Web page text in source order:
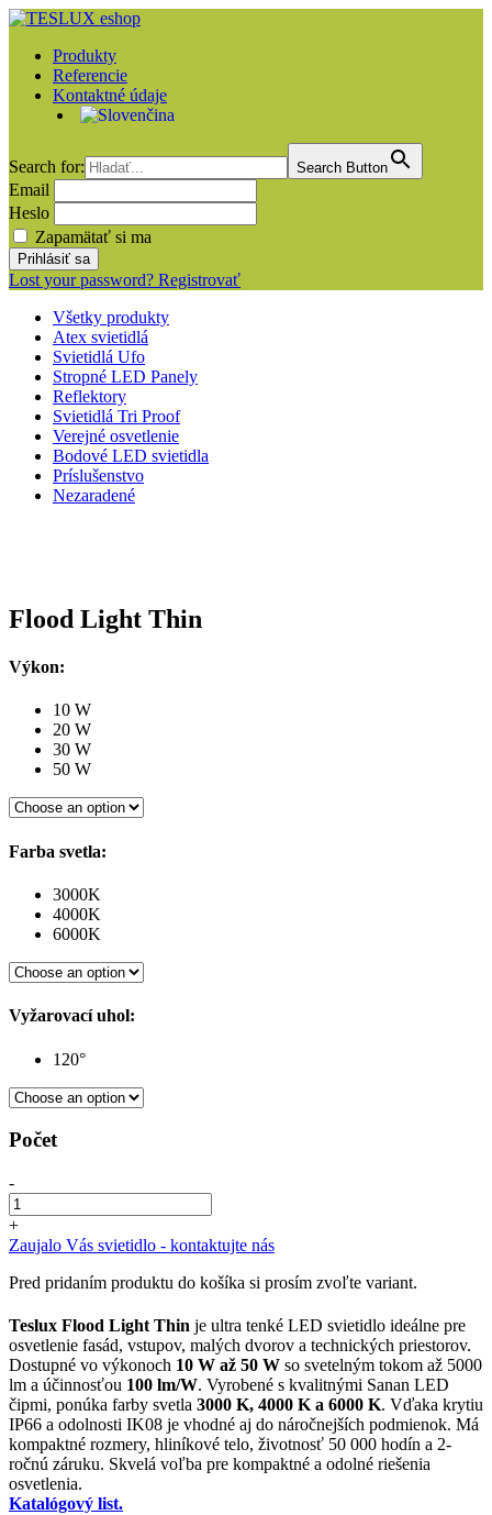
Produkty
Referencie
Kontaktné údaje
Search for: Search Button
Email
Heslo
Zapamätať si ma
Lost your password? Registrovať
Všetky produkty
Atex svietidlá
Svietidlá Ufo
Stropné LED Panely
Reflektory
Svietidlá Tri Proof
Verejné osvetlenie
Bodové LED svietidla
Príslušenstvo
Nezaradené
Flood Light Thin
Výkon:
10 W
20 W
30 W
50 W
Farba svetla:
3000K
4000K
6000K
Vyžarovací uhol:
120°
Počet
-
+
Zaujalo Vás svietidlo - kontaktujte nás
Pred pridaním produktu do košíka si prosím zvoľte variant.
Teslux Flood Light Thin je ultra tenké LED svietidlo ideálne pre
osvetlenie fasád, vstupov, malých dvorov a technických priestorov.
Dostupné vo výkonoch 10 W až 50 W so svetelným tokom až 5000
lm a účinnosťou 100 lm/W. Vyrobené s kvalitnými Sanan LED
čipmi, ponúka farby svetla 3000 K, 4000 K a 6000 K. Vďaka krytiu
IP66 a odolnosti IK08 je vhodné aj do náročnejších podmienok. Má
kompaktné rozmery, hliníkové telo, životnosť 50 000 hodín a 2-
ročnú záruku. Skvelá voľba pre kompaktné a odolné riešenia
osvetlenia.
Katalógový list.